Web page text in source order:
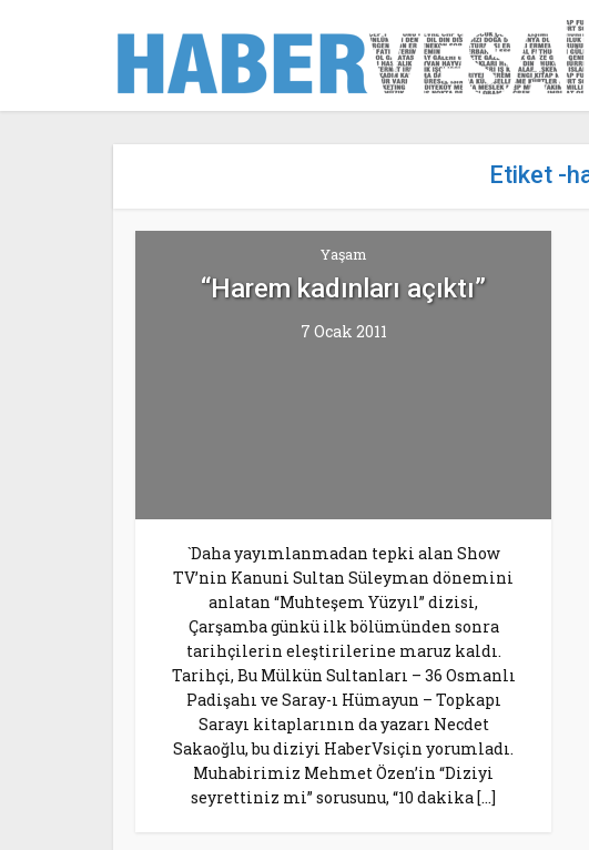
Etiket -
Yaşam
“Harem kadınları açıktı”
7 Ocak 2011
`Daha yayımlanmadan tepki alan Show
TV’nin Kanuni Sultan Süleyman dönemini
anlatan “Muhteşem Yüzyıl” dizisi,
Çarşamba günkü ilk bölümünden sonra
tarihçilerin eleştirilerine maruz kaldı.
Tarihçi, Bu Mülkün Sultanları – 36 Osmanlı
Padişahı ve Saray-ı Hümayun – Topkapı
Sarayı kitaplarının da yazarı Necdet
Sakaoğlu, bu diziyi HaberVsiçin yorumladı.
Muhabirimiz Mehmet Özen’in “Diziyi
seyrettiniz mi” sorusunu, “10 dakika […]